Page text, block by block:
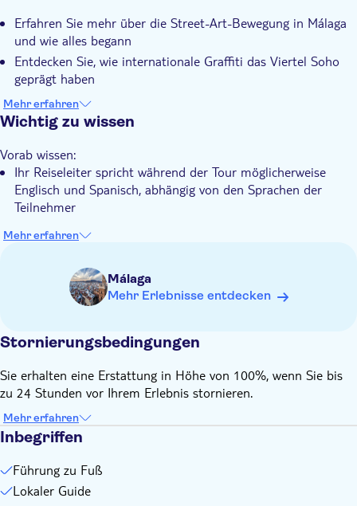
Geführte Tour
Kleine Gruppengröße
Expertenleitfaden
Digitale Buchungsbestätigung
Haustiere erlaubt
Erfahren Sie mehr über die Street-Art-Bewegung in Málaga
und wie alles begann
Entdecken Sie, wie internationale Graffiti das Viertel Soho
geprägt haben
Genießen Sie Málaga abseits der ausgetretenen Pfade
Erfahren Sie, wie die Arbeit verschiedener Wandmaler die
Mehr erfahren
Wichtig zu wissen
Vorab wissen:
Ihr Reiseleiter spricht während der Tour möglicherweise
Englisch und Spanisch, abhängig von den Sprachen der
Teilnehmer
Mehr erfahren
Málaga
Mehr Erlebnisse entdecken
Stornierungsbedingungen
Sie erhalten eine Erstattung in Höhe von 100%, wenn Sie bis
zu 24 Stunden vor Ihrem Erlebnis stornieren.
Mehr erfahren
Inbegriffen
Führung zu Fuß
Lokaler Guide